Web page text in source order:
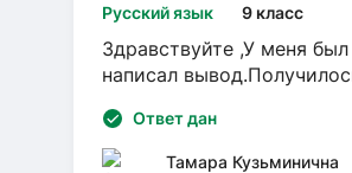
Русский язык 9 класс
Здравствуйте ,У меня
написал
Ответ дан
Тамара Кузьминична